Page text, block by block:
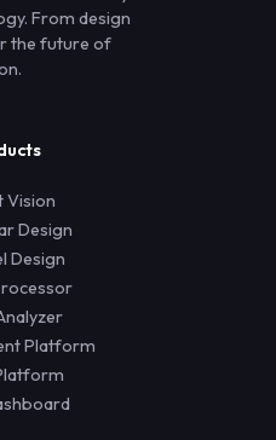
From design
the future of
Vision
Design
Design
Platform